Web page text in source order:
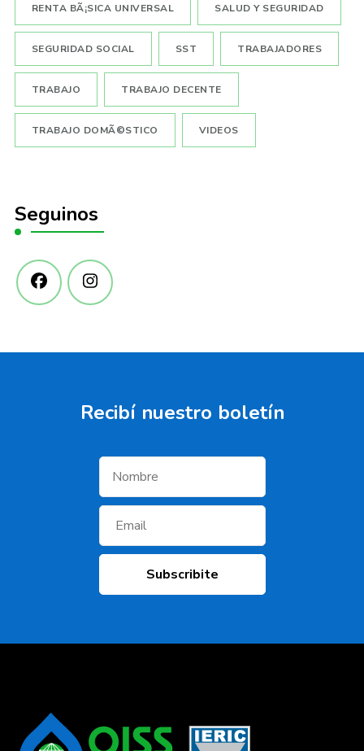
RENTA BÃ¡SICA UNIVERSAL SALUD Y SEGURIDAD
SEGURIDAD SOCIAL SST TRABAJADORES
TRABAJO TRABAJO DECENTE
TRABAJO DOMÃ©STICO VIDEOS
Seguinos
Recibí­ nuestro boletí­n